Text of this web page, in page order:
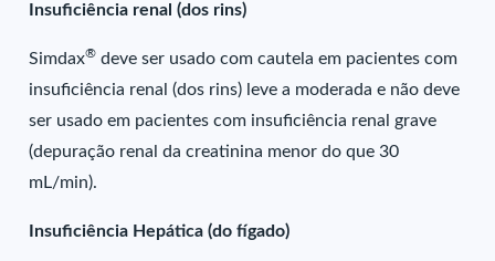
Insuficiência renal (dos rins)
Simdax® deve ser usado com cautela em pacientes com
insuficiência renal (dos rins) leve a moderada e não deve
ser usado em pacientes com insuficiência renal grave
(depuração renal da creatinina menor do que 30
mL/min).
Insuficiência Hepática (do fígado)